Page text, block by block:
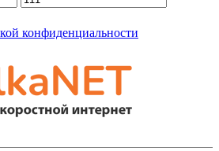
конфиденциальности